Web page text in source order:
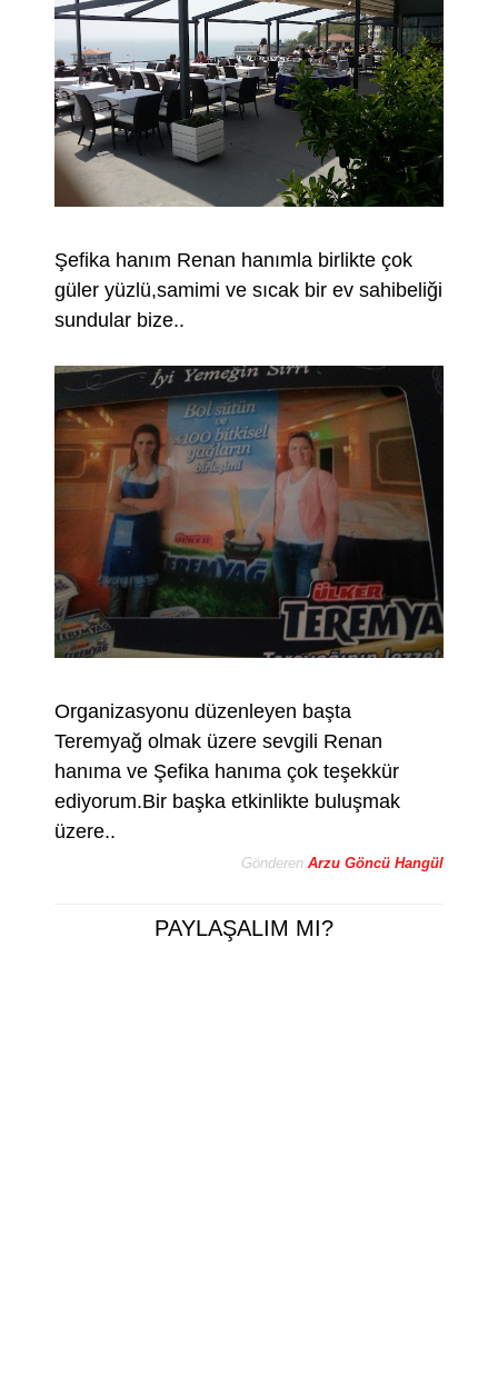
Şefika hanım Renan hanımla birlikte çok
güler yüzlü,samimi ve sıcak bir ev sahibeliği
sundular bize..
Organizasyonu düzenleyen başta
Teremyağ olmak üzere sevgili Renan
hanıma ve Şefika hanıma çok teşekkür
ediyorum.Bir başka etkinlikte buluşmak
üzere..
Gönderen Arzu Göncü Hangül
PAYLAŞALIM MI?